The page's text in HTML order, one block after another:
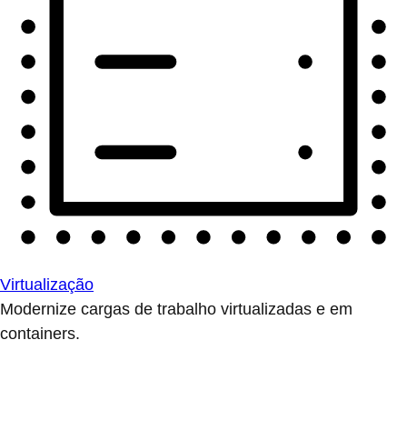
Virtualização
Modernize cargas de trabalho virtualizadas e em
containers.